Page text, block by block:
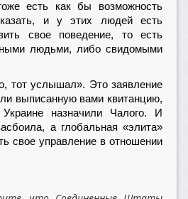
есть как бы возможность
и у этих людей есть
свое поведение, то есть
людьми, либо свидомыми
тот услышал». Это заявление
выписанную вами квитанцию,
назначили Чалого. И
а глобальная «элита»
свое управление в отношении